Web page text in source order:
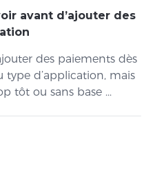
avant d’ajouter des
des paiements dès
type d’application, mais
tôt ou sans base ...